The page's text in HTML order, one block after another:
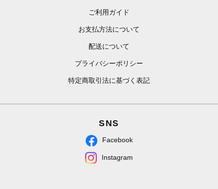
ご利用ガイド
お支払方法について
配送について
プライバシーポリシー
特定商取引法に基づく表記
SNS
Facebook
Instagram